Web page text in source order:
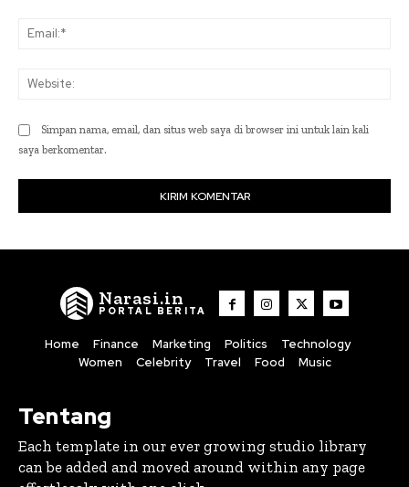
Simpan nama, email, dan situs web saya di browser ini untuk lain kali
saya berkomentar.
Narasi.in
PORTAL BERITA
Home Finance Marketing Politics
Technology
Women
Celebrity Travel Food Music
Tentang
Each template in our ever growing studio library
can be added and moved around within any page